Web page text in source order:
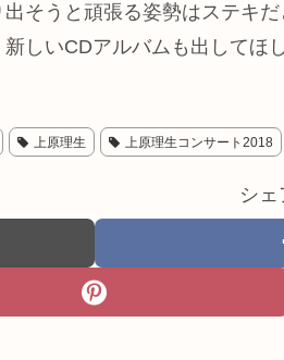
そうと頑張る姿勢はステキ
しいCDアルバムも出してほ
上原理生 上原理生コンサート2018
シェ